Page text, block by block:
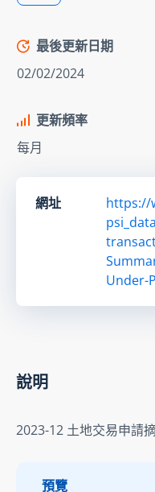
最後更新日期
02/02/2024
更新頻率
每月
網址
https://
Under-
說明
2023-12 土地交易申請
預覽